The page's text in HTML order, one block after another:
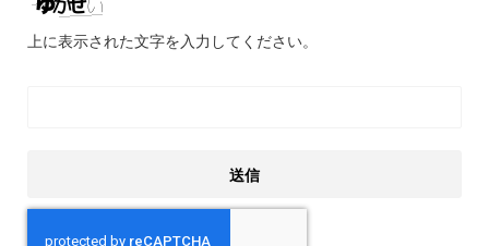
上に表示された文字を入力してください。